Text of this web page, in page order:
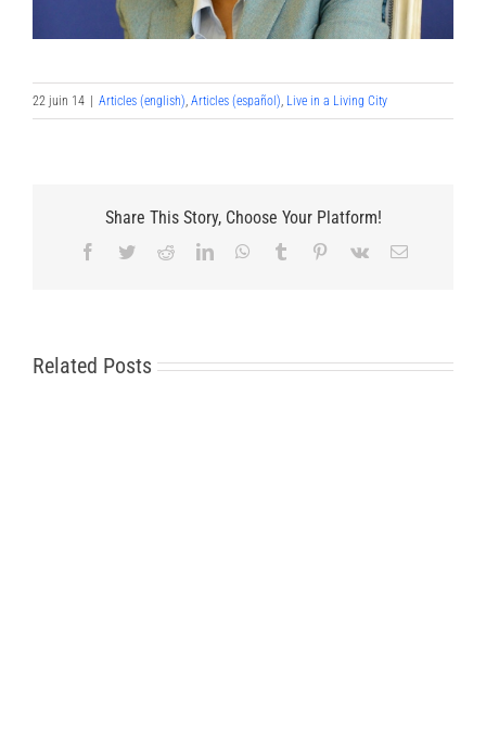
22 juin 14 Articles (english), Articles (español), Live in a Living City
Share This Story, Choose Your Platform!
Facebook
TwitterRedditLinkedInWhatsApp
Tumblr Pinterest
Vk Email
Related Posts